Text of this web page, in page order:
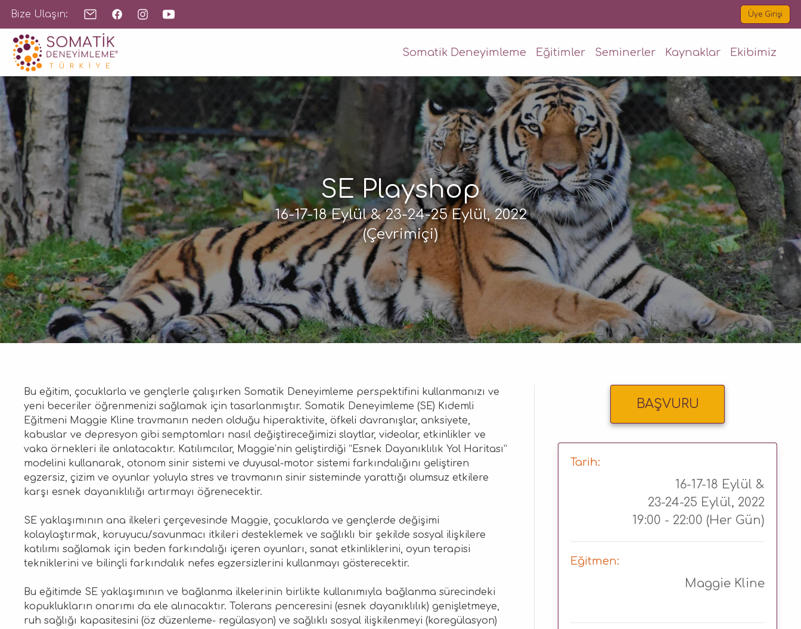
Bize Ulaşın: Üye Girişi
Somatik Deneyimleme Eğitimler Seminerler Kaynaklar Ekibimiz
SE Playshop
16-17-18 Eylül & 23-24-25 Eylül, 2022
(Çevrimiçi)
BAŞVURU
Tarih:
16-17-18 Eylül &
23-24-25 Eylül, 2022
19:00 - 22:00 (Her Gün)
Eğitmen:
Maggie Kline
Bu eğitim, çocuklarla ve gençlerle çalışırken Somatik Deneyimleme perspektifini kullanmanızı ve
yeni beceriler öğrenmenizi sağlamak için tasarlanmıştır. Somatik Deneyimleme (SE) Kıdemli
Eğitmeni Maggie Kline travmanın neden olduğu hiperaktivite, öfkeli davranışlar, anksiyete,
kabuslar ve depresyon gibi semptomları nasıl değiştireceğimizi slaytlar, videolar, etkinlikler ve
vaka örnekleri ile anlatacaktır. Katılımcılar, Maggie’nin geliştirdiği “Esnek Dayanıklılık Yol Haritası”
modelini kullanarak, otonom sinir sistemi ve duyusal-motor sistemi farkındalığını geliştiren
egzersiz, çizim ve oyunlar yoluyla stres ve travmanın sinir sisteminde yarattığı olumsuz etkilere
karşı esnek dayanıklılığı artırmayı öğrenecektir.
SE yaklaşımının ana ilkeleri çerçevesinde Maggie, çocuklarda ve gençlerde değişimi
kolaylaştırmak, koruyucu/savunmacı itkileri desteklemek ve sağlıklı bir şekilde sosyal ilişkilere
katılımı sağlamak için beden farkındalığı içeren oyunları, sanat etkinliklerini, oyun terapisi
tekniklerini ve bilinçli farkındalık nefes egzersizlerini kullanmayı gösterecektir.
Bu eğitimde SE yaklaşımının ve bağlanma ilkelerinin birlikte kullanımıyla bağlanma sürecindeki
kopuklukların onarımı da ele alınacaktır. Tolerans penceresini (esnek dayanıklılık) genişletmeye,
ruh sağlığı kapasitesini (öz düzenleme- regülasyon) ve sağlıklı sosyal ilişkilenmeyi (koregülasyon)